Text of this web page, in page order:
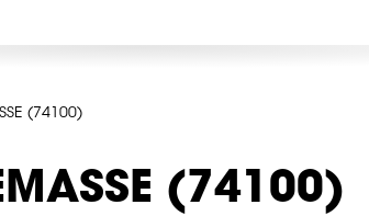
(74100)
(74100)